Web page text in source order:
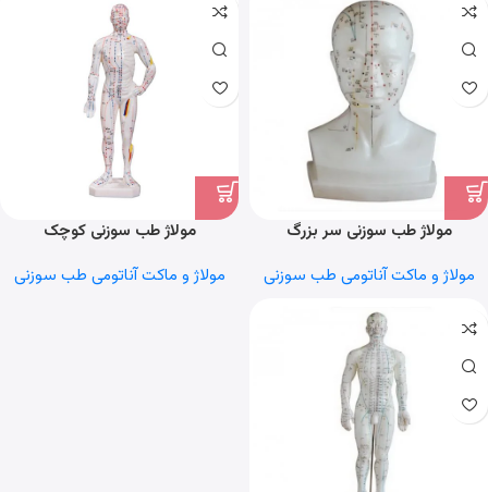
مولاژ طب سوزنی سر بزرگ
مولاژ و ماکت آناتومی طب سوزنی
مولاژ طب سوزنی کوچک
مولاژ و ماکت آناتومی طب سوزنی